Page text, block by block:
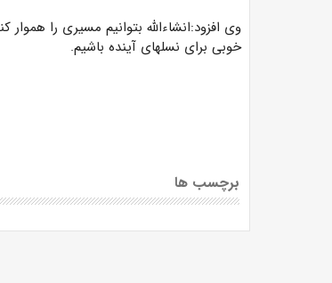
وی افزود:انشاءالله بتوانیم مسیری را
خوبی برای نسلهای آینده باشیم.
برچسب ها